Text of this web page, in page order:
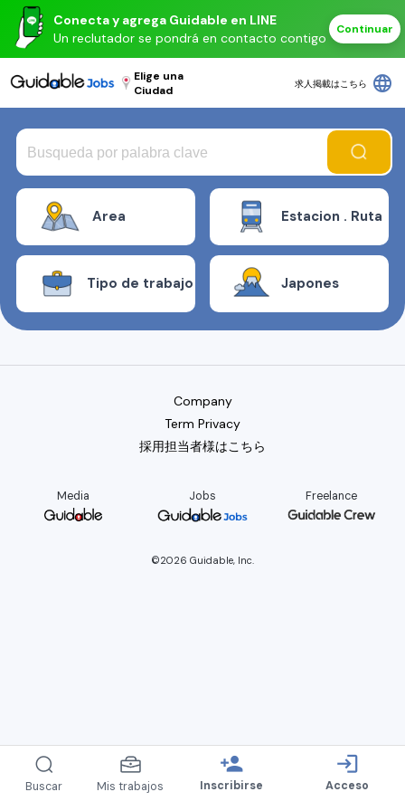
Conecta y agrega Guidable en LINE
Un reclutador se pondrá en contacto contigo
Continuar
Elige una
Ciudad
求人掲載はこちら language
Area Estacion . Ruta
Tipo de trabajo Japones
Company
Term Privacy
採用担当者様はこちら
Media Jobs Freelance
©2026 Guidable, Inc.
Buscar Mis trabajos
person_add
Inscribirse
login
Acceso